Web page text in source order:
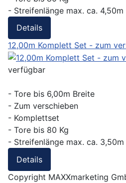
- Streifenlänge max. ca. 4,50m
Details
12,00m Komplett Set - zum
verfügbar
- Tore bis 6,00m Breite
- Zum verschieben
- Komplettset
- Tore bis 80 Kg
- Streifenlänge max. ca. 3,50m
Details
Copyright MAXXmarketing